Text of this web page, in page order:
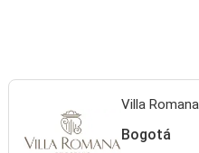
Villa Romana
Bogotá